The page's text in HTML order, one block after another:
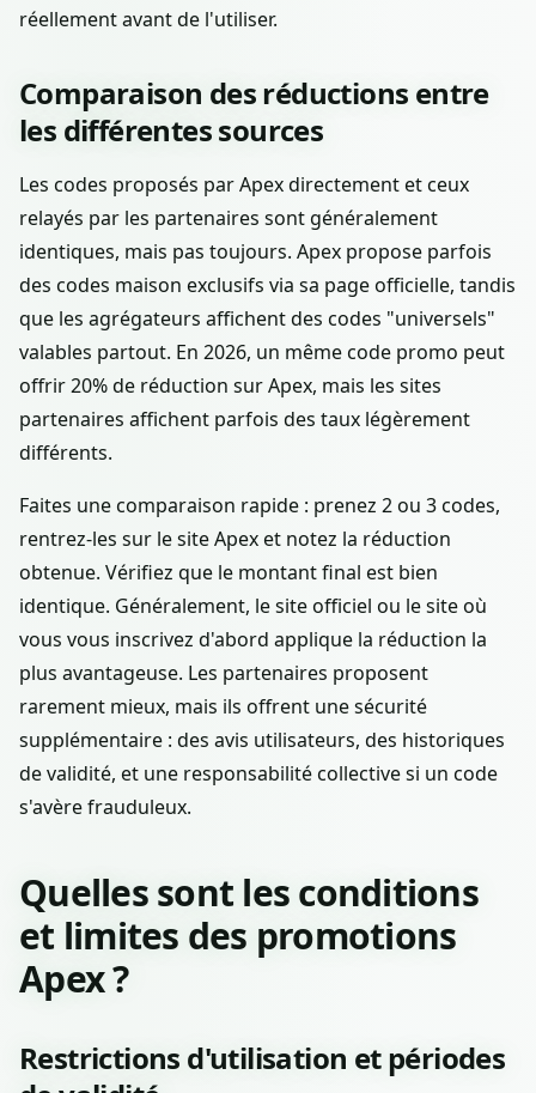
réellement avant de l'utiliser.
Comparaison des réductions entre
les différentes sources
Les codes proposés par Apex directement et ceux
relayés par les partenaires sont généralement
identiques, mais pas toujours. Apex propose parfois
des codes maison exclusifs via sa page officielle, tandis
que les agrégateurs affichent des codes "universels"
valables partout. En 2026, un même code promo peut
offrir 20% de réduction sur Apex, mais les sites
partenaires affichent parfois des taux légèrement
différents.
Faites une comparaison rapide : prenez 2 ou 3 codes,
rentrez-les sur le site Apex et notez la réduction
obtenue. Vérifiez que le montant final est bien
identique. Généralement, le site officiel ou le site où
vous vous inscrivez d'abord applique la réduction la
plus avantageuse. Les partenaires proposent
rarement mieux, mais ils offrent une sécurité
supplémentaire : des avis utilisateurs, des historiques
de validité, et une responsabilité collective si un code
s'avère frauduleux.
Quelles sont les conditions
et limites des promotions
Apex ?
Restrictions d'utilisation et périodes